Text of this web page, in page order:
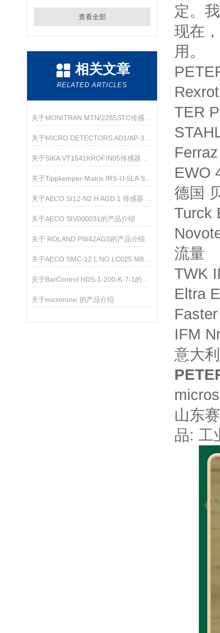
查看全部
相关文章
RELATED ARTICLES
关于MONITRAN MTN/2285STC传感器的产品介绍
关于Tippkemper-Matrix IRS-U-5LA S66传感器的产品介绍
关于AECO SIV000031的产品介绍
关于 ROLAND PW42AGS的产品介绍
关于microronic 的产品介绍
定。
现在
用。
TER
EWO
德国
Turck
流量
TWK
Eltra
IFM
意大
山东
品: 工